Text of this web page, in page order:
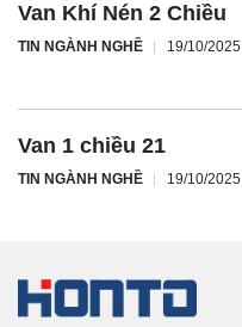
Van Khí Nén 2 Chiều
TIN NGÀNH NGHỀ 19/10/2025
Van 1 chiều 21
TIN NGÀNH NGHỀ 19/10/2025